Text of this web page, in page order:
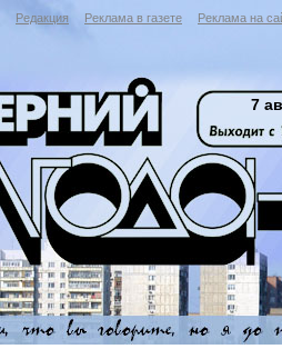
Редакция Реклама в газете Реклама на
7